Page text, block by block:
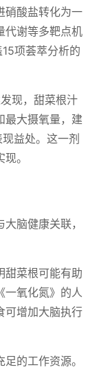
酸盐转化为一
代谢等多靶点机
项荟萃分析的
现，甜菜根汁
最大摄氧量，建
益处。这一剂
。
脑健康关联，
甜菜根可能有助
一氧化氮》的人
可增加大脑执行
的工作资源。